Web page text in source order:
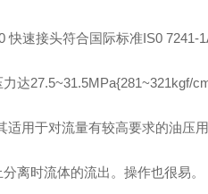
快速接头符合国际标准IS0 7241-
达27.5~31.5MPa{281~321kgf/cm
用于对流量有较高要求的油压用
离时流体的流出。操作也很易。